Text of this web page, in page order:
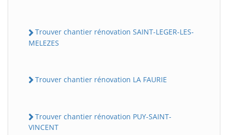
Trouver chantier rénovation SAINT-LEGER-LES-
MELEZES
Trouver chantier rénovation LA FAURIE
Trouver chantier rénovation PUY-SAINT-
VINCENT